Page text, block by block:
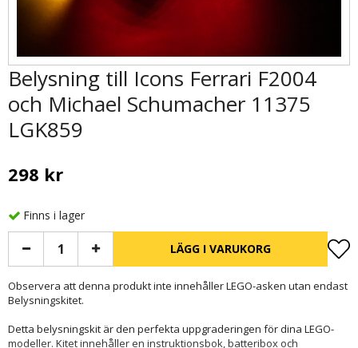
Belysning till Icons Ferrari F2004
och Michael Schumacher 11375
LGK859
298 kr
Finns i lager
LÄGG I VARUKORG
Observera att denna produkt inte innehåller LEGO-asken utan endast
Belysningskitet.
Detta belysningskit är den perfekta uppgraderingen för dina LEGO-
modeller. Kitet innehåller en instruktionsbok, batteribox och